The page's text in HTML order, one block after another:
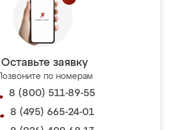
Оставьте заявку
Позвоните по номерам
8 (800) 511-89-55
8 (495) 665-24-01